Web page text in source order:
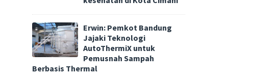
Erwin: Pemkot Bandung
Jajaki Teknologi
AutoThermiX untuk
Pemusnah Sampah
Berbasis Thermal